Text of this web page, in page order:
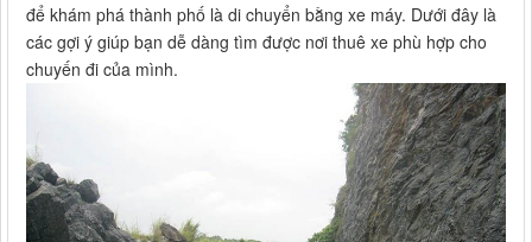
để khám phá thành phố là di chuyển bằng xe máy. Dưới đây là
các gợi ý giúp bạn dễ dàng tìm được nơi thuê xe phù hợp cho
chuyến đi của mình.